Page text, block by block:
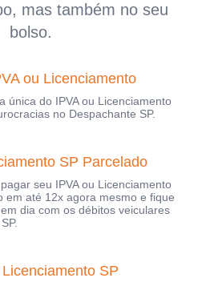
mas também no seu
bolso.
ou Licenciamento
única do IPVA ou Licenciamento
no Despachante SP.
SP Parcelado
seu IPVA ou Licenciamento
em até 12x agora mesmo e fique
dia com os débitos veiculares
Licenciamento SP